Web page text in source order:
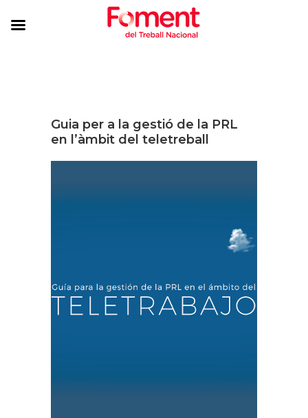
Guia per a la gestió de la PRL
en l’àmbit del teletreball